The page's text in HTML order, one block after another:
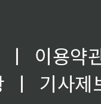
ㅣ
이용약
ㅣ
기사제